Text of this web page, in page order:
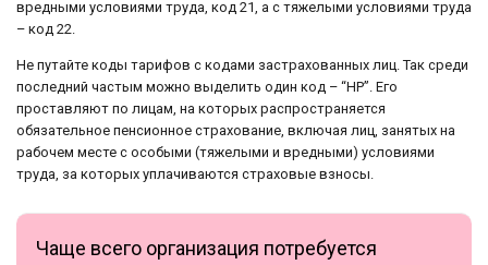
вредными условиями труда, код 21, а с тяжелыми условиями труда
– код 22.
Не путайте коды тарифов с кодами застрахованных лиц. Так среди
последний частым можно выделить один код – “НР”. Его
проставляют по лицам, на которых распространяется
обязательное пенсионное страхование, включая лиц, занятых на
рабочем месте с особыми (тяжелыми и вредными) условиями
труда, за которых уплачиваются страховые взносы.
Чаще всего организация потребуется